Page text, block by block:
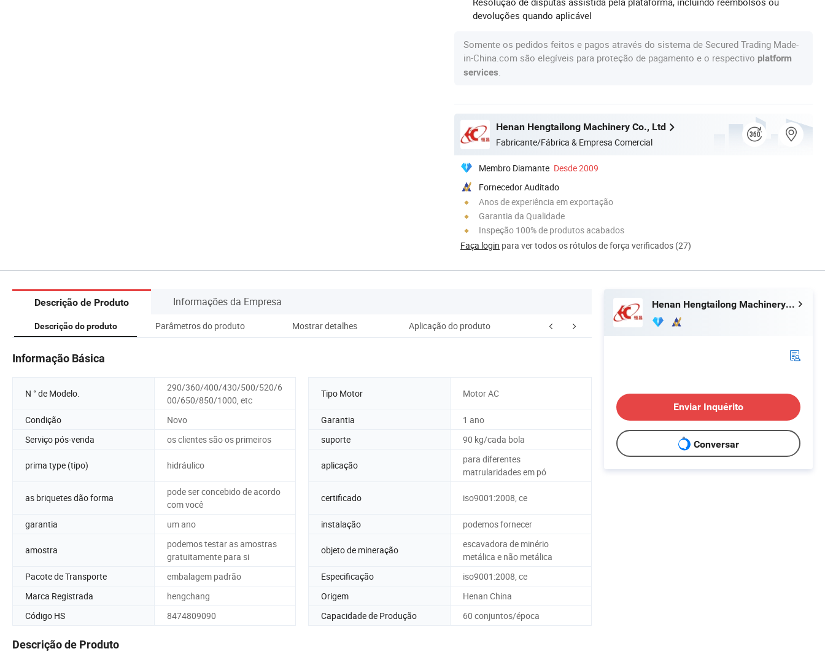
devoluções quando aplicável
Somente os pedidos feitos e pagos através do sistema de Secured Trading Made-
in-China.com são elegíveis para proteção de pagamento e o respectivo platform
services
Henan Hengtailong Machinery Co., Ltd
Fabricante/Fábrica & Empresa Comercial
Membro Diamante Desde 2009
Fornecedor Auditado
Anos de experiência em exportação
Garantia da Qualidade
Inspeção 100% de produtos acabados
Faça login para ver todos os rótulos de força verificados (27)
Descrição de Produto Informações da Empresa
Descrição do produto Parâmetros do produto Mostrar detalhes Aplicação do produto Produtos acabados
Informação Básica
N ° de Modelo.
290/360/400/430/500/520/6
00/650/850/1000, etc
Tipo Motor Motor AC
Condição Novo Garantia
1 ano
Serviço pós-venda
os clientes são os primeiros suporte 90 kg/cada bola
prima type (tipo) hidráulico aplicação
para diferentes
matrularidades em pó
as briquetes dão forma
pode ser concebido de acordo
com você
certificado iso9001:2008, ce
garantia um ano instalação podemos fornecer
amostra
podemos testar as amostras
gratuitamente para si
objeto de mineração
escavadora de minério
metálica e não metálica
Pacote de Transporte
embalagem padrão Especificação
iso9001:2008, ce
Marca Registrada
hengchang Origem
Henan China
Código HS
8474809090 Capacidade de Produção 60 conjuntos/época
Descrição de Produto
Henan Hengtailong Machinery Co., Ltd
Enviar Inquérito
Conversar